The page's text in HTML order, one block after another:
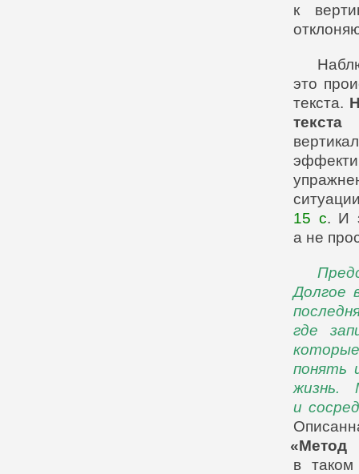
к
это
текста.
15 с. И
а не
Долгое
где
понять
жизнь.
и
«Метод
в